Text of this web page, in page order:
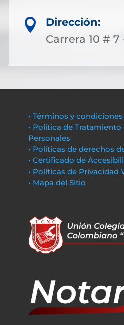

Dirección:
Carrera 10 # 7
• Términos y condiciones
• Política de Tratamiento
Personales
• Políticas de derechos
• Certificado de
• Políticas de Privacidad
• Mapa del Sitio